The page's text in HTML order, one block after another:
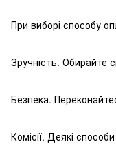
При виборі способу
Зручність. Обирайте
Безпека.
Комісії. Деякі